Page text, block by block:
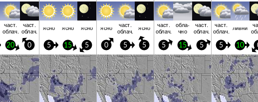
част.
облач.
част.
облач. ясно ясно ясно ясно част.
облач. ясно част.
облач.
обла­
чно
част.
облач.
част.
облач. ливни
20 0 5 15 5 0 5 5 5 15 5 5 10